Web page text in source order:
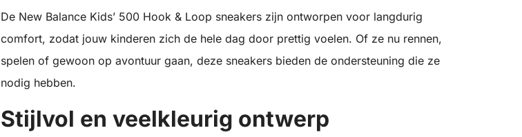
De New Balance Kids’ 500 Hook & Loop sneakers zijn ontworpen voor langdurig
comfort, zodat jouw kinderen zich de hele dag door prettig voelen. Of ze nu rennen,
spelen of gewoon op avontuur gaan, deze sneakers bieden de ondersteuning die ze
nodig hebben.
Stijlvol en veelkleurig ontwerp